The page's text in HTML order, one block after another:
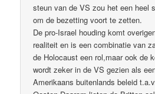
steun van de VS zou het een heel
om de bezetting voort te zetten.
De pro-Israel houding komt
realiteit en is een combinatie van
de Holocaust een rol,maar ook de
wordt zeker in de VS gezien als
Amerikaans buitenlands beleid